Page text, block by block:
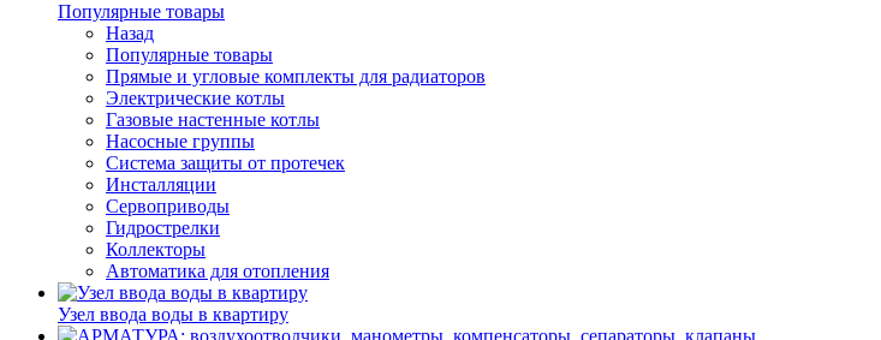
Популярные товары
Назад
Популярные товары
Прямые и угловые комплекты для радиаторов
Электрические котлы
Газовые настенные котлы
Насосные группы
Система защиты от протечек
Инсталляции
Сервоприводы
Гидрострелки
Коллекторы
Автоматика для отопления
Узел ввода воды в квартиру